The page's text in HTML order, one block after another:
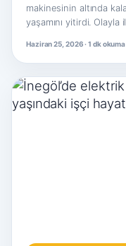
makinesinin altında
yaşamını yitirdi.
Haziran 25, 2026 · 1 dk okuma